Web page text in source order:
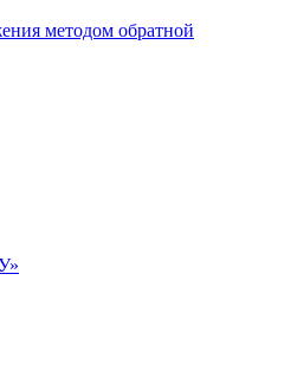
методом обратной